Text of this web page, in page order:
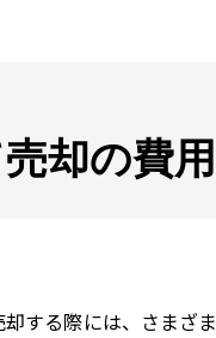
却の費
する際には、さまざ